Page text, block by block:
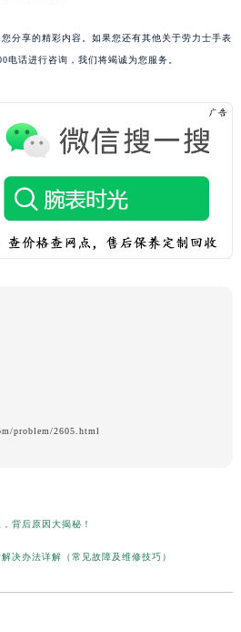
您分享的精彩内容。如果您还有其他关于劳力士手表
电话进行咨询，我们将竭诚为您服务。
problem/2605.html
背后原因大揭秘！
决办法详解（常见故障及维修技巧）